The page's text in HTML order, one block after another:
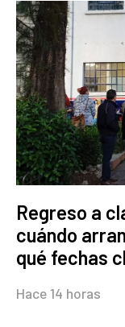
Regreso a
cuándo
qué fechas
Hace 14 horas